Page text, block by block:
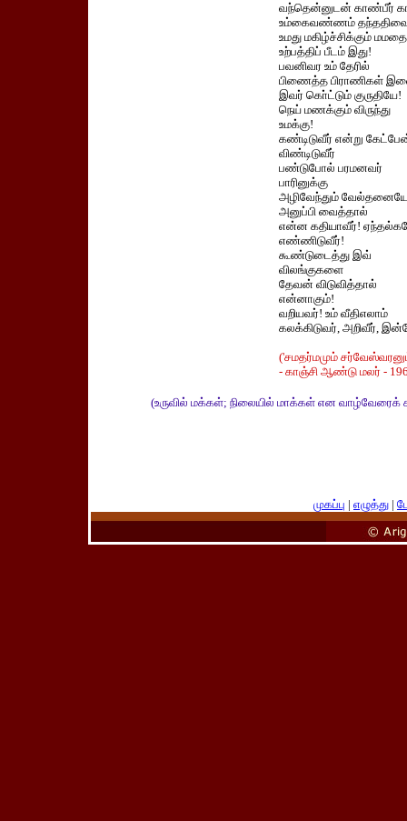
வந்தென்னுடன் காண்பீர்
உம்கைவண்ணம்
உமது மகிழ்ச்சிக்கும்
உற்பத்திப் பீடம் இது!
பவனிவர உம் தேரில்
பிணைத்த பிராணிகள்
இவர் கொ்ட்டும் குருதியே!
நெய் மணக்கும் விருந்து
உமக்கு!
கண்டிடுவீர் என்று
விண்டிடுவீர்
பண்டுபோல் பரமனவர்
பாரினுக்கு
அழிவேந்தும்
அனுப்பி வைத்தால்
என்ன கதியாவீர்!
எண்ணிடுவீர்!
கூண்டுடைத்து இவ்
விலங்குகளை
தேவன் விடுவித்தால்
என்னாகும்!
வறியவர்! உம் வீதிஎலாம்
கலக்கிடுவர், அறிவீர்,
('சமதர்மமும்
- காஞ்சி ஆண்டு மலர் -
(உருவில் மக்கள்; நிலையில் மாக்கள் என வாழ்வேரைக்
முகப்பு | எழுத்து |